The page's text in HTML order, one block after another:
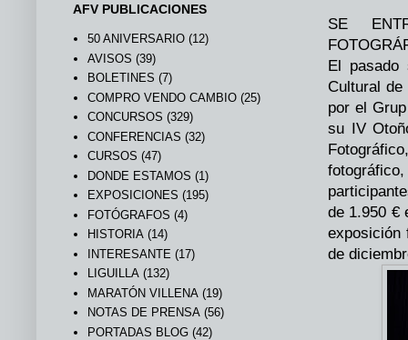
SE
El
Cultural
por el
su IV
de 1.950 €
exposición
de
AFV PUBLICACIONES
50 ANIVERSARIO (12)
AVISOS (39)
BOLETINES (7)
COMPRO VENDO CAMBIO (25)
CONCURSOS (329)
CONFERENCIAS (32)
CURSOS (47)
DONDE ESTAMOS (1)
EXPOSICIONES (195)
FOTÓGRAFOS (4)
HISTORIA (14)
INTERESANTE (17)
LIGUILLA (132)
MARATÓN VILLENA (19)
NOTAS DE PRENSA (56)
PORTADAS BLOG (42)